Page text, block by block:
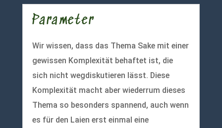
Parameter
Wir wissen, dass das Thema Sake mit einer
gewissen Komplexität behaftet ist, die
sich nicht wegdiskutieren lässt. Diese
Komplexität macht aber wiederrum dieses
Thema so besonders spannend, auch wenn
es für den Laien erst einmal eine